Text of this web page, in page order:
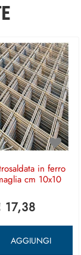
in ferro
cm 10x10
17,38
AGGIUNGI